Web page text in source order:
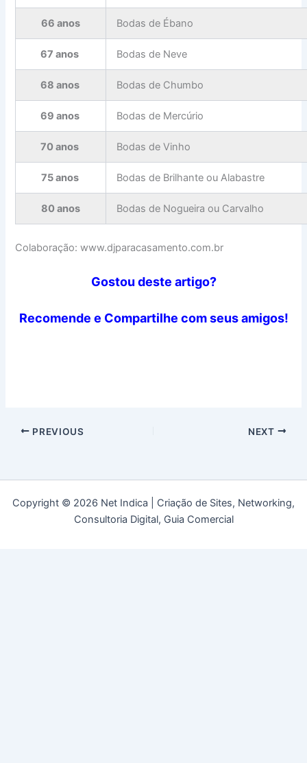
66 anos Bodas de Ébano
67 anos Bodas de Neve
68 anos Bodas de Chumbo
69 anos Bodas de Mercúrio
70 anos Bodas de Vinho
75 anos Bodas de Brilhante ou Alabastre
80 anos Bodas de Nogueira ou Carvalho
Colaboração: www.djparacasamento.com.br
Gostou deste artigo?
Recomende e Compartilhe com seus amigos!
PREVIOUS NEXT
Copyright © 2026 Net Indica | Criação de Sites, Networking,
Consultoria Digital, Guia Comercial